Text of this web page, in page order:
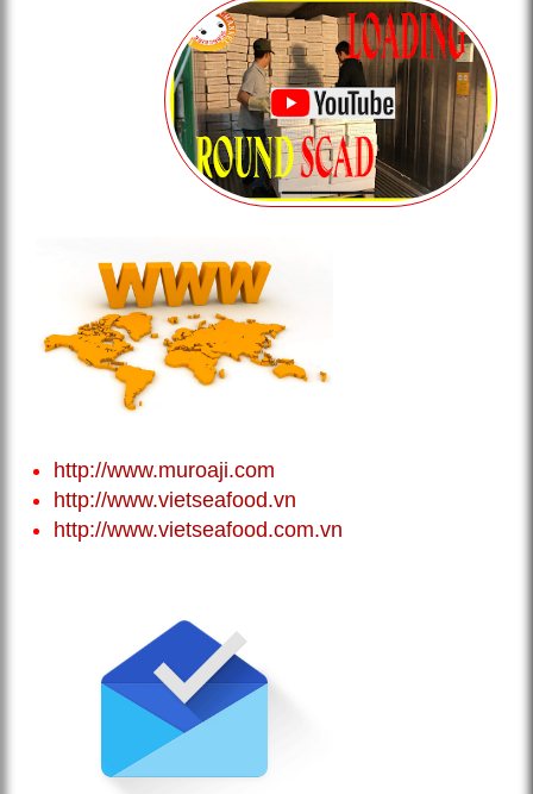
http://www.muroaji.com
http://www.vietseafood.vn
http://www.vietseafood.com.vn